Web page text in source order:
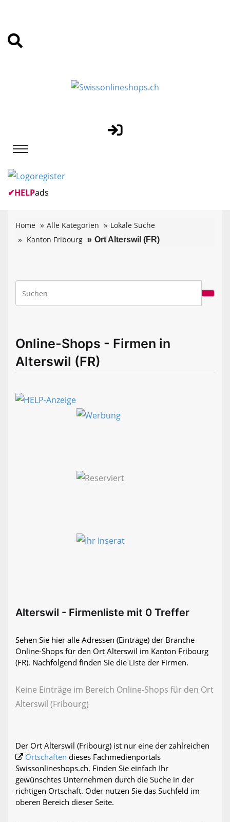
✔HELPads
Home Alle Kategorien
Lokale Suche
Kanton Fribourg
Ort Alterswil (FR)
Online-Shops - Firmen in
Alterswil (FR)
Alterswil - Firmenliste mit 0 Treffer
Sehen Sie hier alle Adressen (Einträge) der Branche
Online-Shops für den Ort Alterswil im Kanton Fribourg
(FR). Nachfolgend finden Sie die Liste der Firmen.
Keine Einträge im Bereich Online-Shops für den Ort
Alterswil (Fribourg)
Der Ort Alterswil (Fribourg) ist nur eine der zahlreichen
Ortschaften dieses Fachmedienportals
Swissonlineshops.ch. Finden Sie einfach Ihr
gewünschtes Unternehmen durch die Suche in der
richtigen Ortschaft. Oder nutzen Sie das Suchfeld im
oberen Bereich dieser Seite.